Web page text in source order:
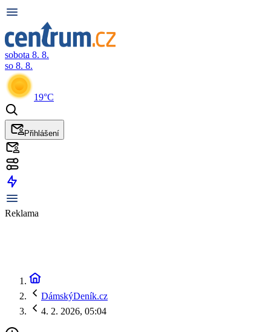
sobota 8. 8.
so 8. 8.
19°C
Přihlášení
Reklama
DámskýDeník.cz
4. 2. 2026, 05:04